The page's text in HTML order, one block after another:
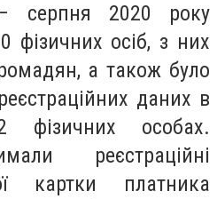
серпня 2020 року
фізичних осіб, з них
а також було
даних в
особах.
реєстраційні
картки платника